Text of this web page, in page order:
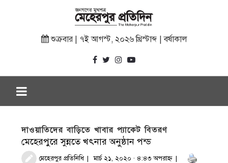
শুক্রবার | ৭ই আগস্ট, ২০২৬ খ্রিস্টাব্দ | বর্ষাকাল
দাওয়াতিদের বাড়িতে খাবার প্যাকেট বিতরণ
মেহেরপুরে সুন্নতে খৎনার অনুষ্ঠান পন্ড
মেহেরপুর প্রতিনিধি মার্চ ২১, ২০২০ · ৪:৪৩ অপরাহ্ণ